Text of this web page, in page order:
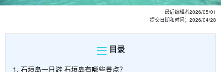
最后编辑者2026/05/01
提交日期和时间； 2026/04/28
目录
1. 石垣岛一日游 石垣岛有哪些景点？